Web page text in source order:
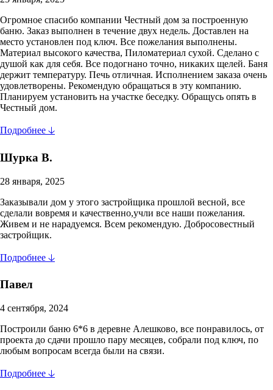
Огромное спасибо компании Честный дом за построенную
баню. Заказ выполнен в течение двух недель. Доставлен на
место установлен под ключ. Все пожелания выполнены.
Материал высокого качества, Пиломатериал сухой. Сделано с
душой как для себя. Все подогнано точно, никаких щелей. Баня
держит температуру. Печь отличная. Исполнением заказа очень
удовлетворены. Рекомендую обращаться в эту компанию.
Планируем установить на участке беседку. Обращусь опять в
Честный дом.
Подробнее 🡣
Шурка В.
28 января, 2025
Заказывали дом у этого застройщика прошлой весной, все
сделали вовремя и качественно,учли все наши пожелания.
Живем и не нарадуемся. Всем рекомендую. Добросовестный
застройщик.
Подробнее 🡣
Павел
4 сентября, 2024
Построили баню 6*6 в деревне Алешково, все понравилось, от
проекта до сдачи прошло пару месяцев, собрали под ключ, по
любым вопросам всегда были на связи.
Подробнее 🡣